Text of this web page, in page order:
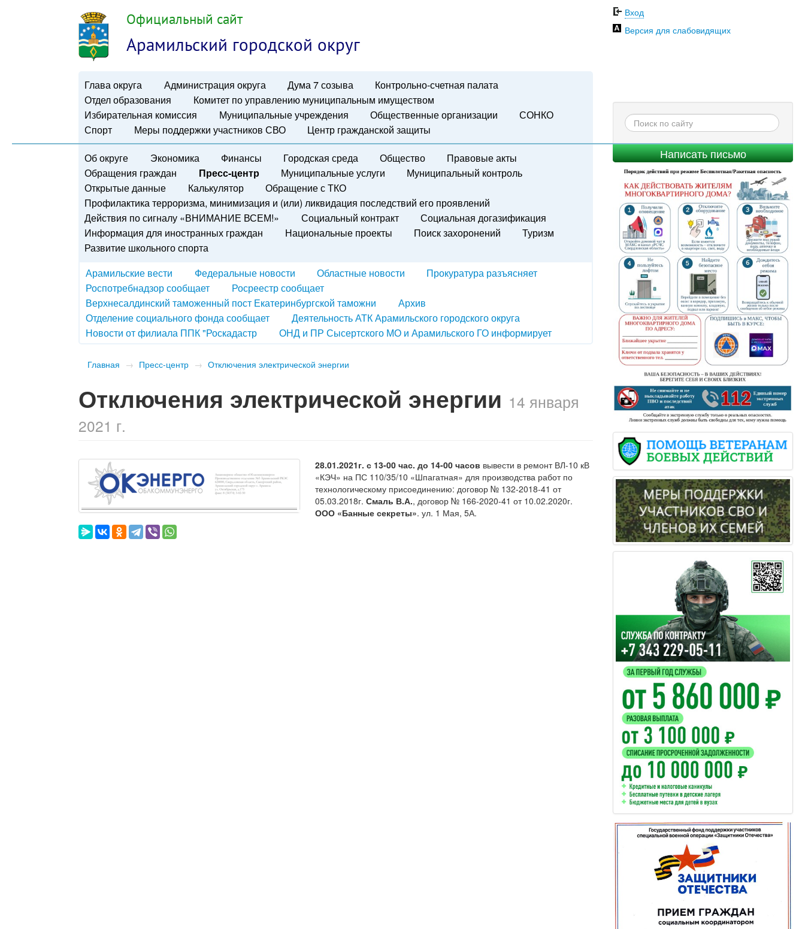
Официальный сайт
Арамильский городской округ
Глава округа Администрация округа Дума 7 созыва
Контрольно-счетная палата
Отдел образования
Комитет по управлению муниципальным имуществом
Избирательная комиссия
Муниципальные учреждения Общественные организации
СОНКО
Спорт
Меры поддержки участников СВО Центр гражданской защиты
Вход
Версия для слабовидящих
Написать письмо
Об округе Экономика Финансы Городская среда Общество
Правовые акты
Обращения граждан
Пресс-центр Муниципальные услуги
Муниципальный контроль
Открытые данные
Калькулятор
Обращение с ТКО
Профилактика терроризма, минимизация и (или) ликвидация последствий его проявлений
Действия по сигналу «ВНИМАНИЕ ВСЕМ!»
Социальный контракт
Социальная догазификация
Информация для иностранных граждан
Национальные проекты Поиск захоронений
Туризм
Развитие школьного спорта
Арамильские вести
Федеральные новости Областные новости
Прокуратура разъясняет
Роспотребнадзор сообщает
Росреестр сообщает
Верхнесалдинский таможенный пост Екатеринбургской таможни
Архив
Отделение социального фонда сообщает
Деятельность АТК Арамильского городского округа
Новости от филиала ППК "Роскадастр
ОНД и ПР Сысертского МО и Арамильского ГО информирует
Главная → Пресс-центр → Отключения электрической энергии
Отключения электрической энергии 14 января
2021 г.
28.01.2021г. с 13-00 час. до 14-00 часов вывести в ремонт ВЛ-10 кВ
«КЭЧ» на ПС 110/35/10 «Шпагатная» для производства работ по
технологическому присоединению: договор № 132-2018-41 от
05.03.2018г.Смаль В.А., договор № 166-2020-41 от 10.02.2020г.
ООО «Банные секреты». ул. 1 Мая, 5А.